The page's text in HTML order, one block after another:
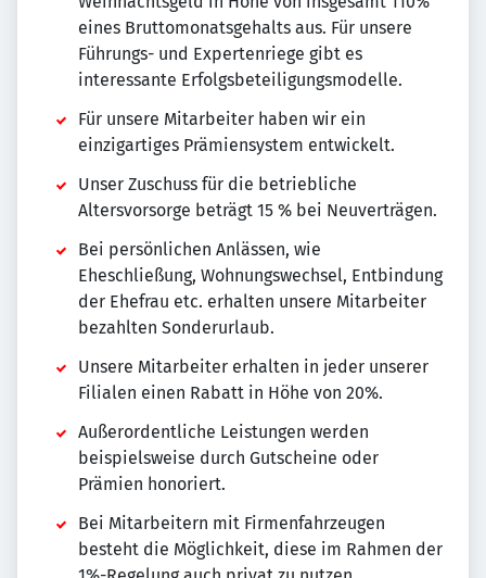
eines Bruttomonatsgehalts aus. Für unsere
Führungs- und Expertenriege gibt es
interessante Erfolgsbeteiligungsmodelle.
Für unsere Mitarbeiter haben wir ein
einzigartiges Prämiensystem entwickelt.
Unser Zuschuss für die betriebliche
Altersvorsorge beträgt 15 % bei Neuverträgen.
Bei persönlichen Anlässen, wie
Eheschließung, Wohnungswechsel, Entbindung
der Ehefrau etc. erhalten unsere Mitarbeiter
bezahlten Sonderurlaub.
Unsere Mitarbeiter erhalten in jeder unserer
Filialen einen Rabatt in Höhe von 20%.
Außerordentliche Leistungen werden
beispielsweise durch Gutscheine oder
Prämien honoriert.
Bei Mitarbeitern mit Firmenfahrzeugen
besteht die Möglichkeit, diese im Rahmen der